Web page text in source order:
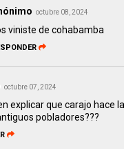
octubre 08, 2024
viniste de cohabamba
octubre 07, 2024
explicar que carajo hace
pobladores???